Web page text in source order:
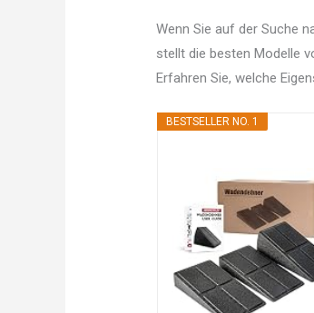
Wenn Sie auf der Suche
stellt die besten Modelle
Erfahren Sie, welche
BESTSELLER NO. 1